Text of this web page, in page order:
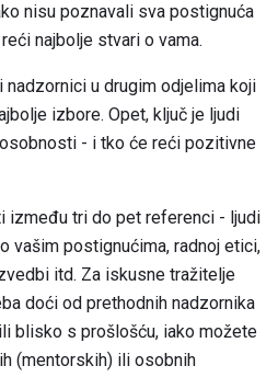
nisu poznavali sva postignuća
najbolje stvari o vama.
u drugim odjelima koji
izbore. Opet, ključ je ljudi
- i tko će reći pozitivne
između tri do pet referenci - ljudi
vašim postignućima, radnoj etici,
itd. Za iskusne tražitelje
doći od prethodnih nadzornika
blisko s prošlošću, iako možete
(mentorskih) ili osobnih